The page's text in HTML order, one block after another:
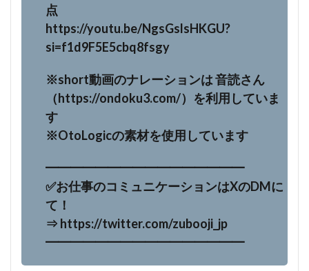
点
https://youtu.be/NgsGslsHKGU?
si=f1d9F5E5cbq8fsgy
※short動画のナレーションは 音読さん
（https://ondoku3.com/）を利用していま
す
※OtoLogicの素材を使用しています
━━━━━━━━━━━━━━━━
✅お仕事のコミュニケーションはXのDMに
て！
⇒ https://twitter.com/zubooji_jp
━━━━━━━━━━━━━━━━